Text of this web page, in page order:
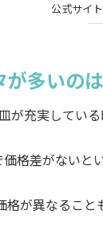
公式サイ
多いの
充実してい
格差がないとい
が異なるこ